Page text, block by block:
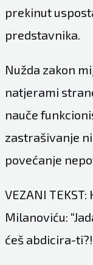
prekinut
predstavnika.
Nužda zakon
natjerami
nauče
zastrašivanje
povećanje
VEZANI
Milanoviću:
ćeš abdicira-